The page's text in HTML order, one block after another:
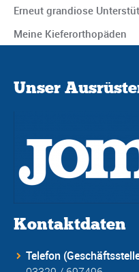
Erneut grandiose
Meine Kieferorthopäden
Unser
Kontaktdaten
Telefon